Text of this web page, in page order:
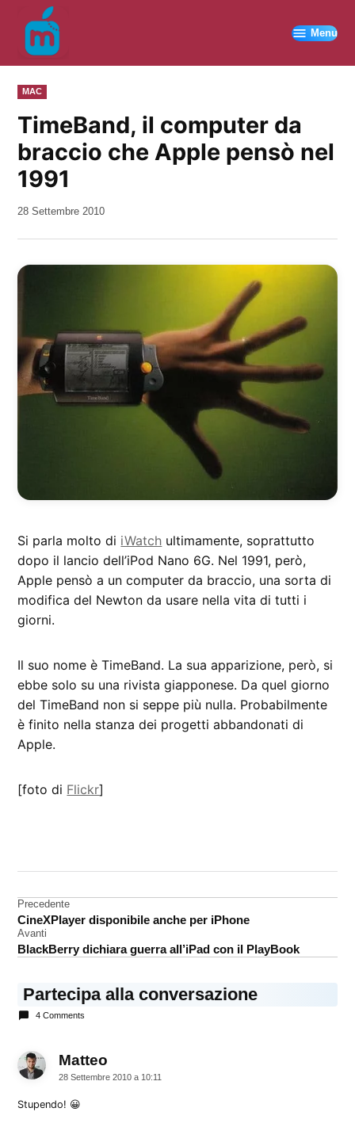
contenuto
Menu
PUBBLICATO
IN
MAC
TimeBand, il computer da
braccio che Apple pensò nel
1991
da
28 Settembre 2010
Si parla molto di iWatch ultimamente, soprattutto
dopo il lancio dell’iPod Nano 6G. Nel 1991, però,
Apple pensò a un computer da braccio, una sorta di
modifica del Newton da usare nella vita di tutti i
giorni.
Il suo nome è TimeBand. La sua apparizione, però, si
ebbe solo su una rivista giapponese. Da quel giorno
del TimeBand non si seppe più nulla. Probabilmente
è finito nella stanza dei progetti abbandonati di
Apple.
[foto di Flickr]
design
Newton
Navigazione
articoli
Precedente
CineXPlayer disponibile anche per iPhone
Avanti
BlackBerry dichiara guerra all’iPad con il PlayBook
Partecipa alla conversazione
4 Comments
Matteo
28 Settembre 2010 a 10:11
Stupendo! 😀